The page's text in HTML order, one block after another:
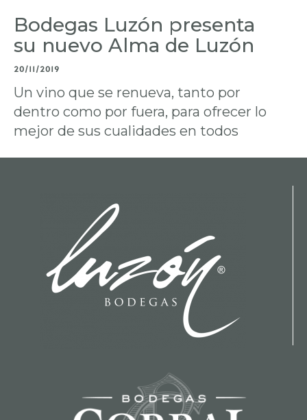
Bodegas Luzón presenta
su nuevo Alma de Luzón
20/11/2019
Un vino que se renueva, tanto por
dentro como por fuera, para ofrecer lo
mejor de sus cualidades en todos